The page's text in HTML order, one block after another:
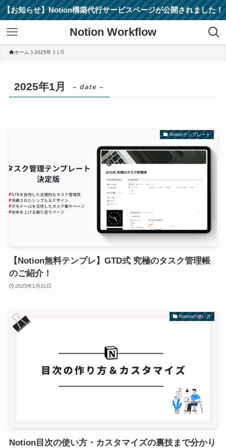
【お知らせ】Notion構築代行サービスページが公開されました！
Notion Workflow
ホーム 2025年 1月
2025年1月 – date –
Notionテンプレート
【Notion無料テンプレ】GTD式 究極のタスク管理帳
のご紹介！
2025年1月31日
Notionの使い方
Notion目次の使い方・カスタマイズの裏技まで分かり